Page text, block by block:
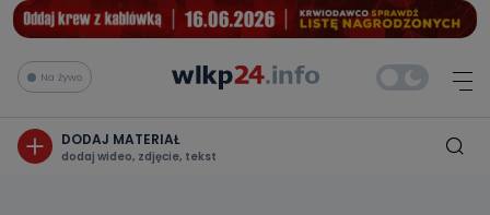
Na żywo
DODAJ MATERIAŁ
dodaj wideo, zdjęcie, tekst